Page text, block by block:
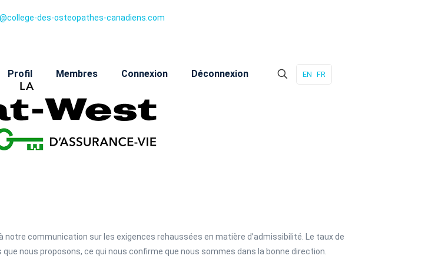
des-osteopathes-canadiens.com
Profil Membres Connexion Déconnexion EN FR
communication sur les exigences rehaussées en matière d’admissibilité. Le taux de
nous proposons, ce qui nous confirme que nous sommes dans la bonne direction.